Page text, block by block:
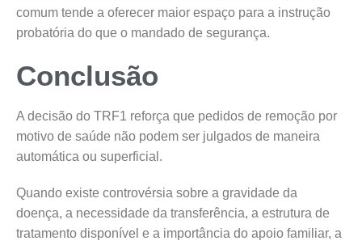
comum tende a oferecer maior espaço para a instrução
probatória do que o mandado de segurança.
Conclusão
A decisão do TRF1 reforça que pedidos de remoção por
motivo de saúde não podem ser julgados de maneira
automática ou superficial.
Quando existe controvérsia sobre a gravidade da
doença, a necessidade da transferência, a estrutura de
tratamento disponível e a importância do apoio familiar, a